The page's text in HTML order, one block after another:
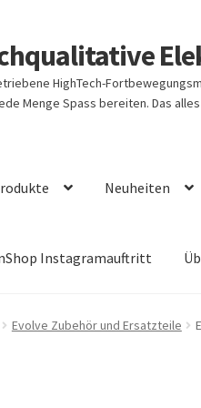
HighTech-
Menge Spass bereiten. Das
Neuheiten
Instagramauftritt
Evolve Zubehör und Ersatzteile